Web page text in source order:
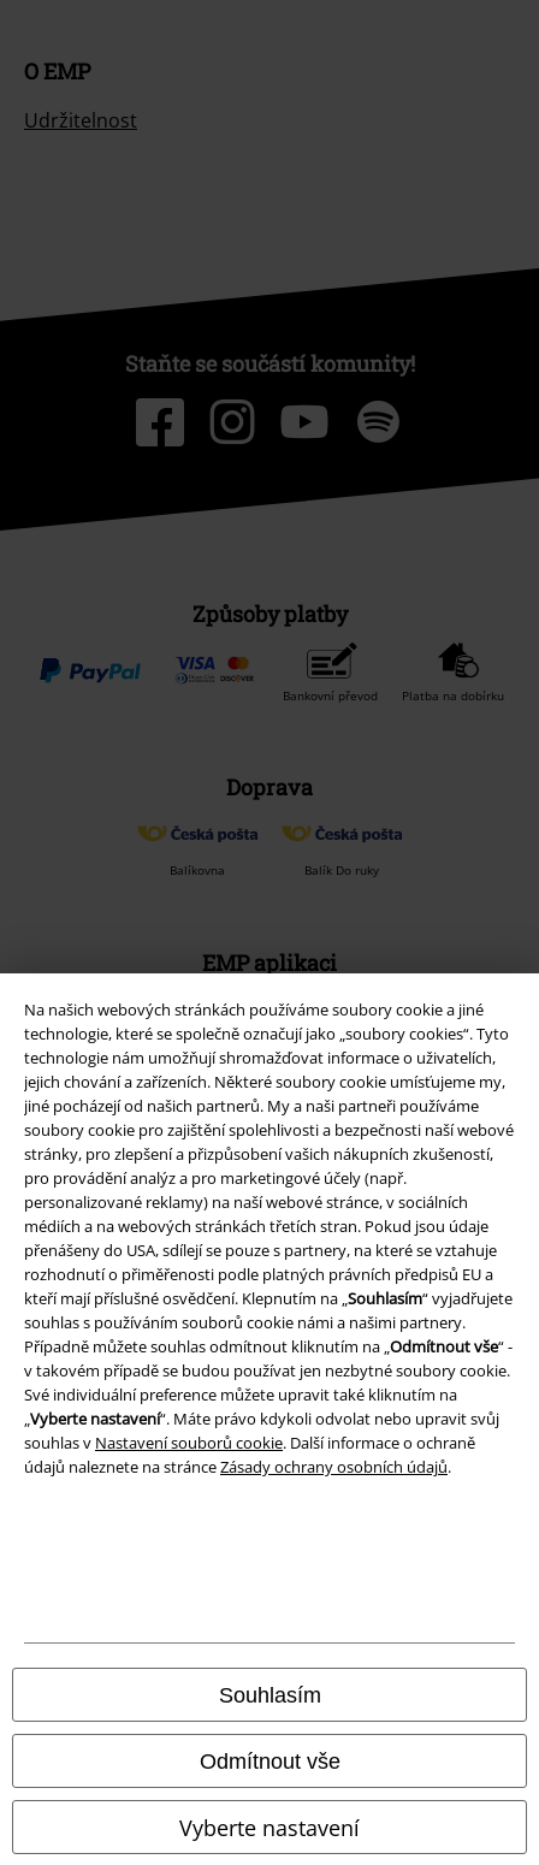
Na našich webových stránkách používáme soubory cookie a jiné
technologie, které se společně označují jako „soubory cookies“. Tyto
technologie nám umožňují shromažďovat informace o uživatelích,
jejich chování a zařízeních. Některé soubory cookie umísťujeme my,
jiné pocházejí od našich partnerů. My a naši partneři používáme
soubory cookie pro zajištění spolehlivosti a bezpečnosti naší webové
stránky, pro zlepšení a přizpůsobení vašich nákupních zkušeností,
pro provádění analýz a pro marketingové účely (např.
personalizované reklamy) na naší webové stránce, v sociálních
médiích a na webových stránkách třetích stran. Pokud jsou údaje
přenášeny do USA, sdílejí se pouze s partnery, na které se vztahuje
rozhodnutí o přiměřenosti podle platných právních předpisů EU a
kteří mají příslušné osvědčení. Klepnutím na „Souhlasím“ vyjadřujete
souhlas s používáním souborů cookie námi a našimi partnery.
Případně můžete souhlas odmítnout kliknutím na „Odmítnout vše“ -
v takovém případě se budou používat jen nezbytné soubory cookie.
Své individuální preference můžete upravit také kliknutím na
„Vyberte nastavení“. Máte právo kdykoli odvolat nebo upravit svůj
souhlas v Nastavení souborů cookie. Další informace o ochraně
údajů naleznete na stránceZásady ochrany osobních údajů.
Souhlasím
Odmítnout vše
Vyberte nastavení
O EMP
Udržitelnost
Staňte se součástí komunity!
Způsoby platby
Bankovní převod Platba na dobírku
Doprava
Balíkovna Balík Do ruky
EMP aplikaci
funkce a výhody!
A Warner Music Group Company
Ochrana osobních údajů
Likvidace odpadu a ochrana životního prostředí
Informace o přístupnosti